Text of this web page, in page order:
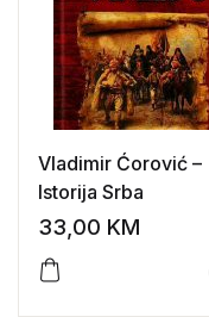
Vladimir Ćorović –
Istorija Srba
33,00 KM